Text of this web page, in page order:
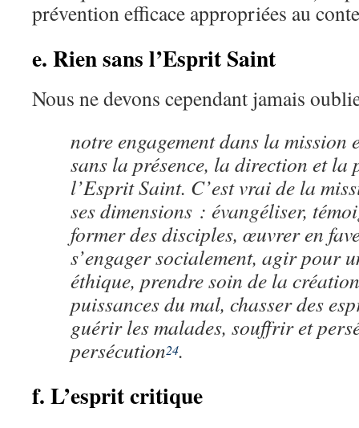
prévention efficace appropriées au
e. Rien sans l’Esprit Saint
Nous ne devons cependant jamais
notre engagement dans la mission
sans la présence, la direction et la
l’Esprit Saint. C’est vrai de la
ses dimensions : évangéliser,
former des disciples, œuvrer en
s’engager socialement, agir pour
éthique, prendre soin de la
puissances du mal, chasser des
guérir les malades, souffrir et
persécution24.
f. L’esprit critique